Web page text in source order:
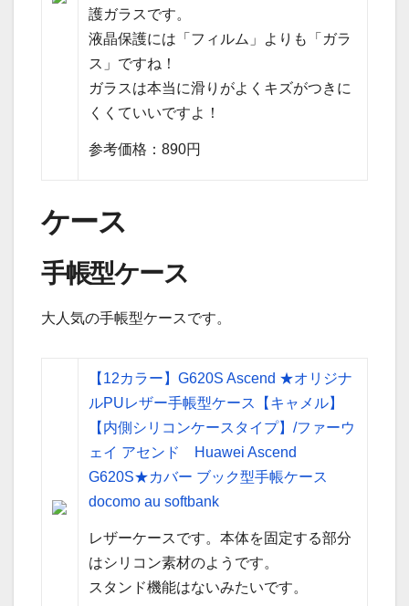
護ガラスです。
液晶保護には「フィルム」よりも「ガラ
ス」ですね！
ガラスは本当に滑りがよくキズがつきに
くくていいですよ！
参考価格：890円
ケース
手帳型ケース
大人気の手帳型ケースです。
【12カラー】G620S Ascend ★オリジナ
ルPUレザー手帳型ケース【キャメル】
【内側シリコンケースタイプ】/ファーウ
ェイ アセンド Huawei Ascend
G620S★カバー ブック型手帳ケース
docomo au softbank
レザーケースです。本体を固定する部分
はシリコン素材のようです。
スタンド機能はないみたいです。